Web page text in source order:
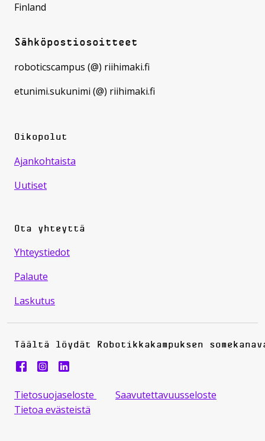
Finland
Sähköpostiosoitteet
roboticscampus (@) riihimaki.fi
etunimi.sukunimi (@) riihimaki.fi
Oikopolut
Ajankohtaista
Uutiset
Ota yhteyttä
Yhteystiedot
Palaute
Laskutus
Tietosuojaseloste
Saavutettavuusseloste
Tietoa evästeistä
Täältä löydät Robotikkakampuksen
Robotiikkakampus instragram